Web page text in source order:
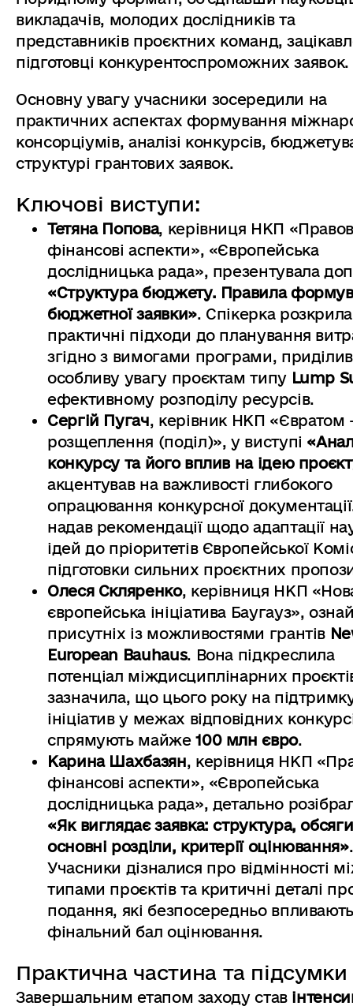
викладачів, молодих дослідників та
представників проєктних команд,
підготовці конкурентоспроможних заявок.
Основну увагу учасники зосередили на
практичних аспектах формування
консорціумів, аналізі конкурсів,
структурі грантових заявок.
Ключові виступи:
Тетяна Попова, керівниця НКП
фінансові аспекти», «Європейська
дослідницька рада», презентувала
«Структура бюджету. Правила
бюджетної заявки». Спікерка розкрила
практичні підходи до планування
згідно з вимогами програми,
особливу увагу проєктам типу Lump
ефективному розподілу ресурсів.
Сергій Пугач, керівник НКП «Євратом
розщеплення (поділ)», у виступі
конкурсу та його вплив на ідею
акцентував на важливості глибокого
опрацювання конкурсної
надав рекомендації щодо адаптації
ідей до пріоритетів Європейської
підготовки сильних проєктних
Олеся Скляренко, керівниця НКП
європейська ініціатива Баугауз»,
присутніх із можливостями грантів
European Bauhaus. Вона підкреслила
потенціал міждисциплінарних
зазначила, що цього року на
ініціатив у межах відповідних
спрямують майже100 млн євро.
Карина Шахбазян, керівниця НКП
фінансові аспекти», «Європейська
дослідницька рада», детально
«Як виглядає заявка: структура,
основні розділи, критерії оцінювання».
Учасники дізналися про відмінності
типами проєктів та критичні деталі
подання, які безпосередньо
фінальний бал оцінювання.
Практична частина та підсумки
Завершальним етапом заходу став